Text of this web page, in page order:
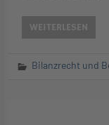
WEITERLESEN
Bilanzrecht und